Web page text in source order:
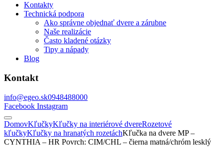
Kontakty
Technická podpora
Ako správne objednať dvere a zárubne
Naše realizácie
Často kladené otázky
Tipy a nápady
Blog
Kontakt
info@egeo.sk0948488000
Facebook Instagram
DomovKľučkyKľučky na interiérové dvereRozetové
kľučkyKľučky na hranatých rozetáchKľučka na dvere MP –
CYNTHIA – HR Povrch: CIM/CHL – čierna matná/chróm lesklý